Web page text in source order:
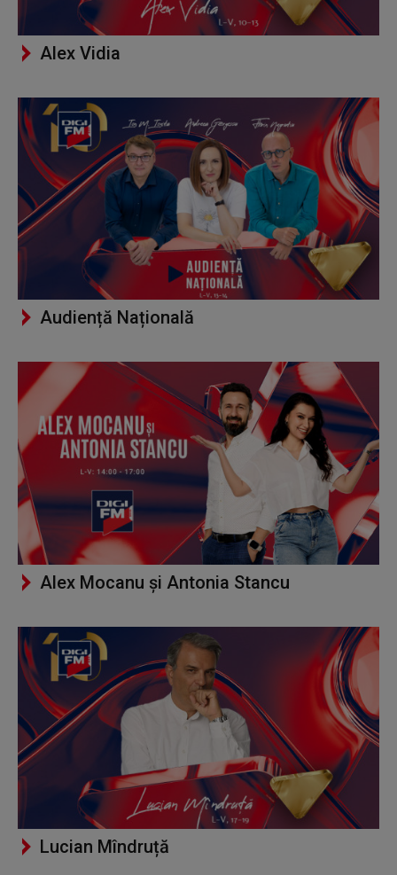
Alex Vidia
Audiență Națională
Alex Mocanu și Antonia Stancu
Lucian Mîndruță